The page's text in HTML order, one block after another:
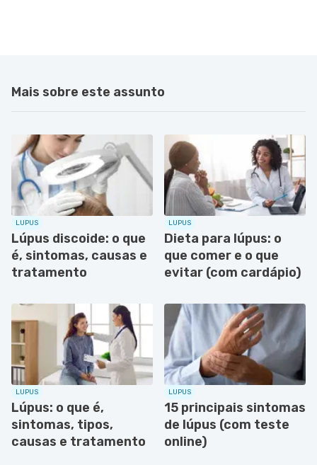
Mais sobre este assunto
LUPUS
Lúpus discoide: o que
é, sintomas, causas e
tratamento
LUPUS
Dieta para lúpus: o
que comer e o que
evitar (com cardápio)
LUPUS
Lúpus: o que é,
sintomas, tipos,
causas e tratamento
LUPUS
15 principais sintomas
de lúpus (com teste
online)